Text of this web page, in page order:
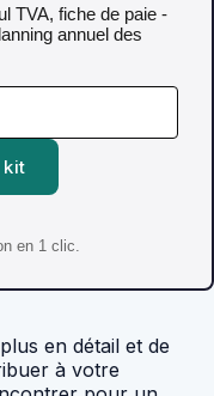
TVA, fiche de paie -
annuel des
kit
en 1 clic.
en détail et de
à votre